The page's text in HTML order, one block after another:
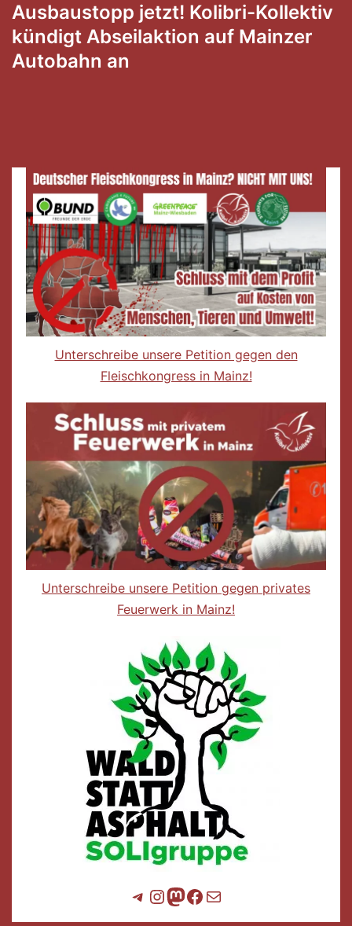
Ausbaustopp jetzt! Kolibri-Kollektiv
kündigt Abseilaktion auf Mainzer
Autobahn an
Unterschreibe unsere Petition gegen den
Fleischkongress in Mainz!
Unterschreibe unsere Petition gegen privates
Feuerwerk in Mainz!
Telegram
Instagram
Mastodon
Facebook
E-Mail